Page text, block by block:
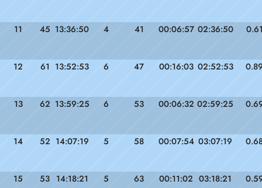
11 45 13:36:50 4 41 00:06:57 02:36:50
12 61 13:52:53 6 47 00:16:03 02:52:53
13 62 13:59:25 6 53 00:06:32 02:59:25
14 52 14:07:19 5 58 00:07:54 03:07:19
15 53 14:18:21 5 63 00:11:02 03:18:21